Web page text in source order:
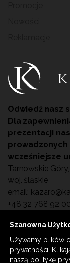
Odwiedź nasz
Dla
prezentacji
wcześniejsze
Tarnowskie
woj. śląskie
email:
+48 32 768 92 00
© WSZELKIE
2023
Szanowna
Używamy plików
prywatności .
naszą politykę